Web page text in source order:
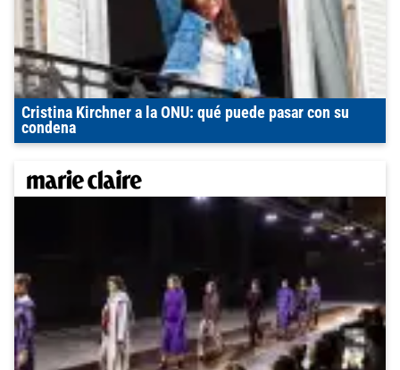
Cristina Kirchner a la ONU: qué puede pasar con su
condena